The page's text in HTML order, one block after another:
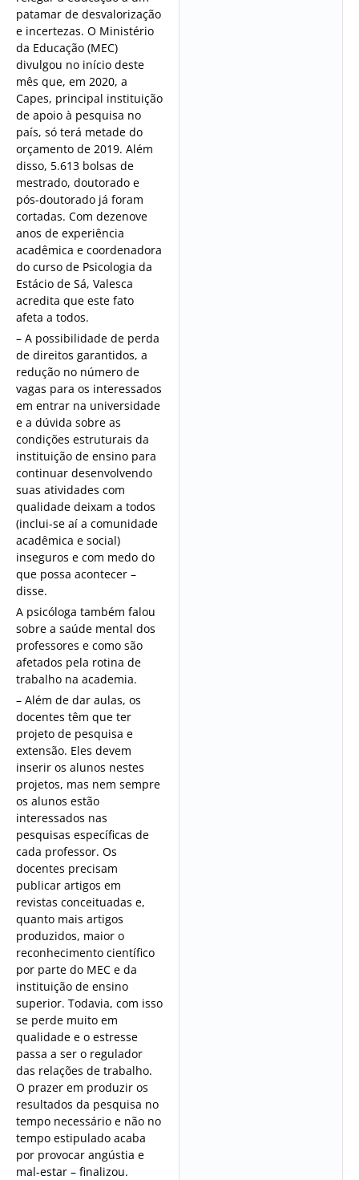
patamar de desvalorização
e incertezas. O Ministério
da Educação (MEC)
divulgou no início deste
mês que, em 2020, a
Capes, principal instituição
de apoio à pesquisa no
país, só terá metade do
orçamento de 2019. Além
disso, 5.613 bolsas de
mestrado, doutorado e
pós-doutorado já foram
cortadas. Com dezenove
anos de experiência
acadêmica e coordenadora
do curso de Psicologia da
Estácio de Sá, Valesca
acredita que este fato
afeta a todos.
– A possibilidade de perda
de direitos garantidos, a
redução no número de
vagas para os interessados
em entrar na universidade
e a dúvida sobre as
condições estruturais da
instituição de ensino para
continuar desenvolvendo
suas atividades com
qualidade deixam a todos
(inclui-se aí a comunidade
acadêmica e social)
inseguros e com medo do
que possa acontecer –
disse.
A psicóloga também falou
sobre a saúde mental dos
professores e como são
afetados pela rotina de
trabalho na academia.
– Além de dar aulas, os
docentes têm que ter
projeto de pesquisa e
extensão. Eles devem
inserir os alunos nestes
projetos, mas nem sempre
os alunos estão
interessados nas
pesquisas específicas de
cada professor. Os
docentes precisam
publicar artigos em
revistas conceituadas e,
quanto mais artigos
produzidos, maior o
reconhecimento científico
por parte do MEC e da
instituição de ensino
superior. Todavia, com isso
se perde muito em
qualidade e o estresse
passa a ser o regulador
das relações de trabalho.
O prazer em produzir os
resultados da pesquisa no
tempo necessário e não no
tempo estipulado acaba
por provocar angústia e
mal-estar – finalizou.